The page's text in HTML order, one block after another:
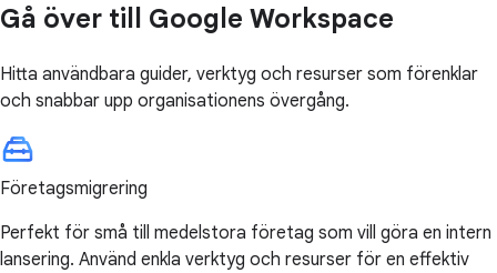
Gå över till Google Workspace
Hitta användbara guider, verktyg och resurser som förenklar
och snabbar upp organisationens övergång.
Företagsmigrering
Perfekt för små till medelstora företag som vill göra en intern
lansering. Använd enkla verktyg och resurser för en effektiv